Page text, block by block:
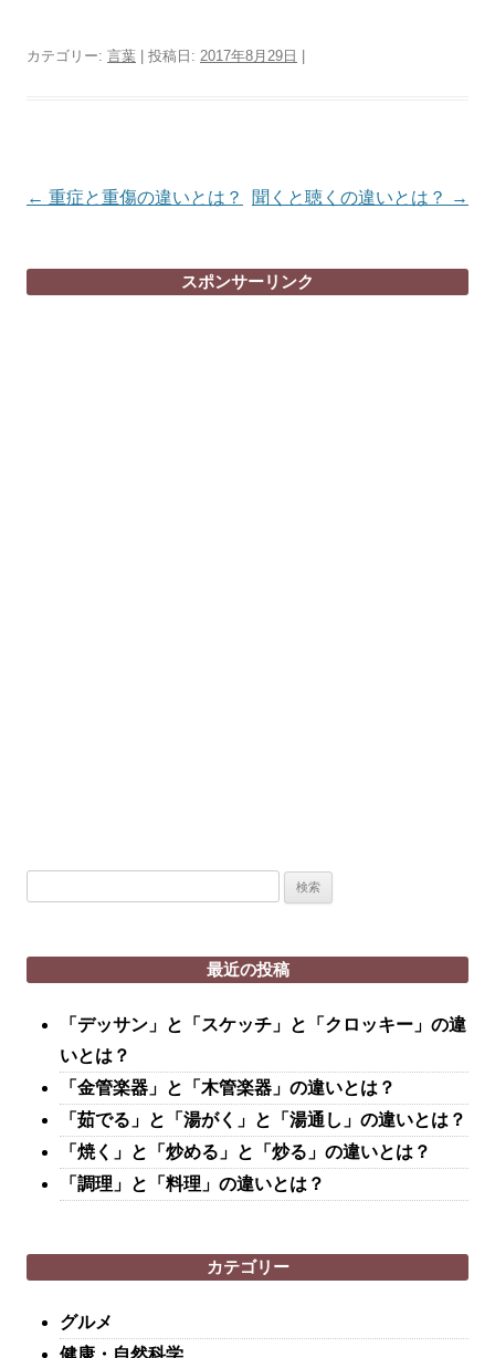
カテゴリー: 言葉 | 投稿日: 2017年8月29日
投
ナ
← 重症と重傷の違いとは？ 聞くと聴くの違いとは？ →
スポンサーリンク
最近の投稿
「デッサン」と「スケッチ」と「クロッキー」の違
いとは？
「金管楽器」と「木管楽器」の違いとは？
「茹でる」と「湯がく」と「湯通し」の違いとは？
「焼く」と「炒める」と「炒る」の違いとは？
「調理」と「料理」の違いとは？
カテゴリー
グルメ
健康・自然科学